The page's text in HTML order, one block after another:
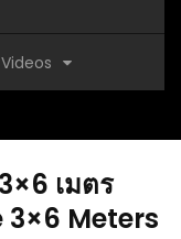
เมตร
3×6 Meters